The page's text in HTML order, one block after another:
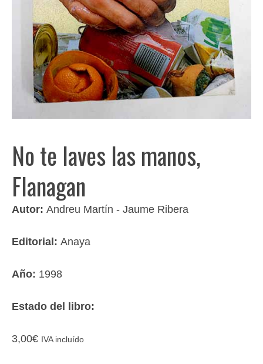
No te laves las manos,
Flanagan
Autor: Andreu Martín - Jaume Ribera
Editorial: Anaya
Año: 1998
Estado del libro:
3,00€ IVA incluído